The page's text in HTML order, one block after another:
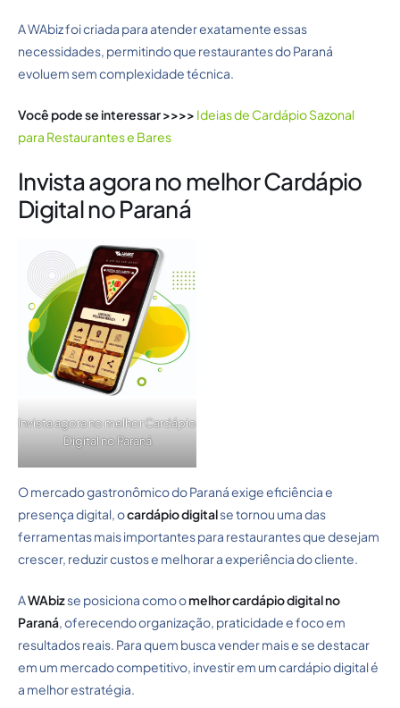
A WAbiz foi criada para atender exatamente essas
necessidades, permitindo que restaurantes do Paraná
evoluem sem complexidade técnica.
Você pode se interessar >>>> Ideias de Cardápio Sazonal
para Restaurantes e Bares
Invista agora no melhor Cardápio
Digital no Paraná
Invista agora no melhor Cardápio
Digital no Paraná
O mercado gastronômico do Paraná exige eficiência e
presença digital, ocardápio digitalse tornou uma das
ferramentas mais importantes para restaurantes que desejam
crescer, reduzir custos e melhorar a experiência do cliente.
AWAbizse posiciona como omelhor cardápio digital no
Paraná , oferecendo organização, praticidade e foco em
resultados reais. Para quem busca vender mais e se destacar
em um mercado competitivo, investir em um cardápio digital é
a melhor estratégia.